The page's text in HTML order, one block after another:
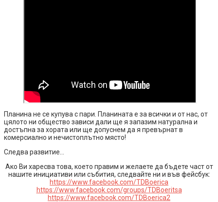
Планина не се купува с пари. Планината е за всички и от нас, от
цялото ни общество зависи дали ще я запазим натурална и
достъпна за хората или ще допуснем да я превърнат в
комерсиално и нечистоплътно място!
Следва развитие…
Ако Ви харесва това, което правим и желаете да бъдете част от
нашите инициативи или събития, следвайте ни и във фейсбук:
https://www.facebook.com/TDBoerica
https://www.facebook.com/groups/TDBoeritsa
https://www.facebook.com/TDBoerica2